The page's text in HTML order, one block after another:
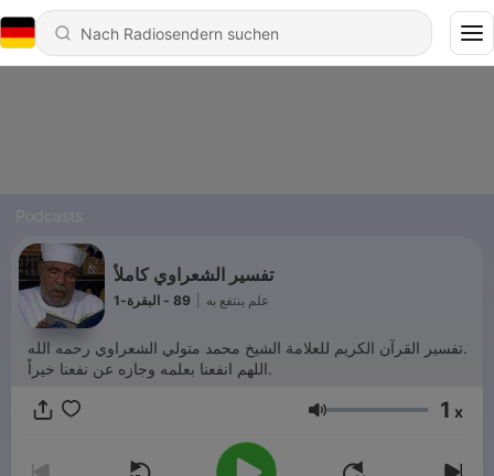
تفسير الشعراوي كاملاً
علم ينتفع به 89 - البقرة-1
تفسير القرآن الكريم للعلامة الشيخ محمد متولي الشعراوي رحمه الله.
اللهم انفعنا بعلمه وجازه عن نفعنا خيراً.
Lautstärke 1 x